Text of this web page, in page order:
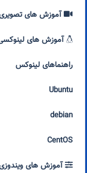
آموزش های
آموزش های
راهنماهای لینوکس
Ubuntu
debian
CentOS
آموزش های